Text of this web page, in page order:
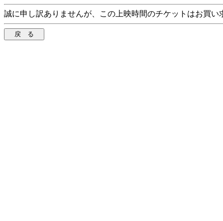
誠に申し訳ありませんが、この上映時間のチケットはお買い